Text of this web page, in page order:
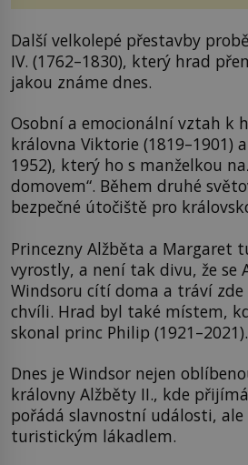
Další velkolepé přestavby
IV. (1762–1830), který hrad
jakou známe dnes.
Osobní a emocionální vztah k
královna Viktorie (1819–1901)
1952), který ho s manželkou
domovem“. Během druhé
bezpečné útočiště pro
Princezny Alžběta a Margaret
vyrostly, a není tak divu, že se
Windsoru cítí doma a tráví zde
chvíli. Hrad byl také místem,
skonal princ Philip (1921–2021).
Dnes je Windsor nejen
královny Alžběty II., kde
pořádá slavnostní události,
turistickým lákadlem.